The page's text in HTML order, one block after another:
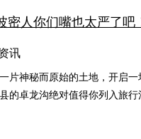
密人你们嘴也太严了
讯
片神秘而原始的土地，开启
的卓龙沟绝对值得你列入旅行